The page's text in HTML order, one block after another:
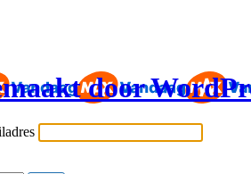
door